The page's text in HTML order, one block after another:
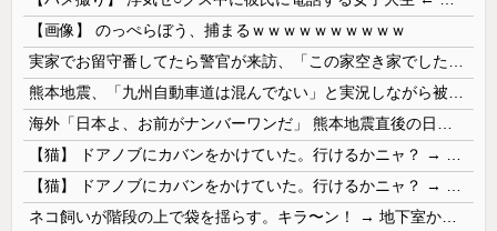
【画像】 のっぺらぼう、捕まるｗｗｗｗｗｗｗｗｗｗ